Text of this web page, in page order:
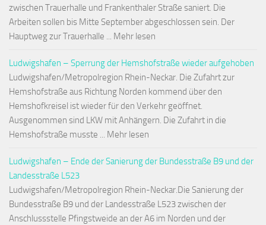
zwischen Trauerhalle und Frankenthaler Straße saniert. Die
Arbeiten sollen bis Mitte September abgeschlossen sein. Der
Hauptweg zur Trauerhalle ... Mehr lesen
Ludwigshafen – Sperrung der Hemshofstraße wieder aufgehoben
Ludwigshafen/Metropolregion Rhein-Neckar. Die Zufahrt zur
Hemshofstraße aus Richtung Norden kommend über den
Hemshofkreisel ist wieder für den Verkehr geöffnet.
Ausgenommen sind LKW mit Anhängern. Die Zufahrt in die
Hemshofstraße musste ... Mehr lesen
Ludwigshafen – Ende der Sanierung der Bundesstraße B9 und der
Landesstraße L523
Ludwigshafen/Metropolregion Rhein-Neckar.Die Sanierung der
Bundesstraße B9 und der Landesstraße L523 zwischen der
Anschlussstelle Pfingstweide an der A6 im Norden und der